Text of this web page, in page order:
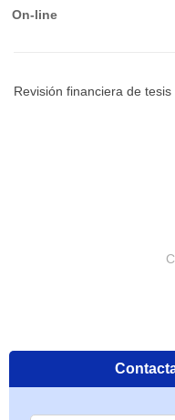
On-line
Revisión financiera de